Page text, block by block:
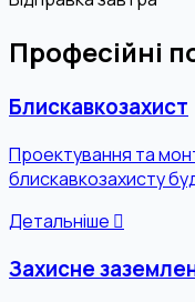
Професійні
Блискавкозахист
Проектування та
блискавкозахисту
Детальніше
Захисне